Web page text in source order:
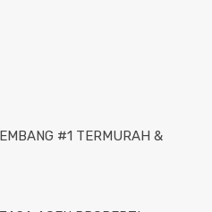
#1 TERMURAH &